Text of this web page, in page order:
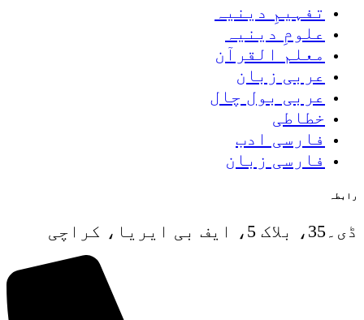
تفہیمِ دینیہ
علومِ دینیہ
معلم القرآن
عربی زبان
عربی بول چال
خطاطی
فارسی ادب
فارسی زبان
رابطہ
ڈی۔35، بلاک 5، ایف بی ایریا، کراچی